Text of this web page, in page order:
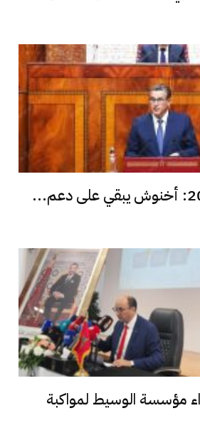
مؤسسة الوسيط لمواكبة